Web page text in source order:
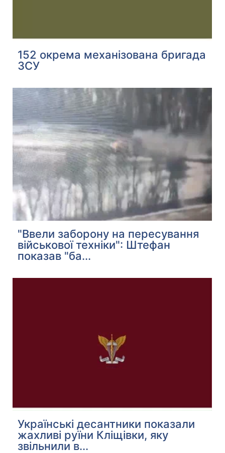
152 окрема механізована бригада
ЗСУ
"Ввели заборону на пересування
військової техніки": Штефан
показав "ба...
Українські десантники показали
жахливі руїни Кліщівки, яку
звільнили в...